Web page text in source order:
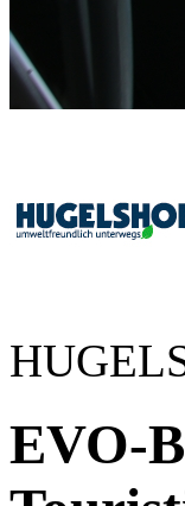
EVO-